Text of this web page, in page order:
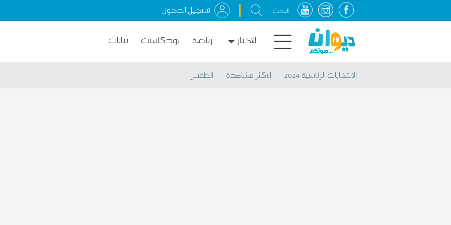
تسجيل الدخول
الاخبار رياضة بودكاست بيانات
الانتخابات الرئاسية 2024 الأكثر مشاهدة الطقس